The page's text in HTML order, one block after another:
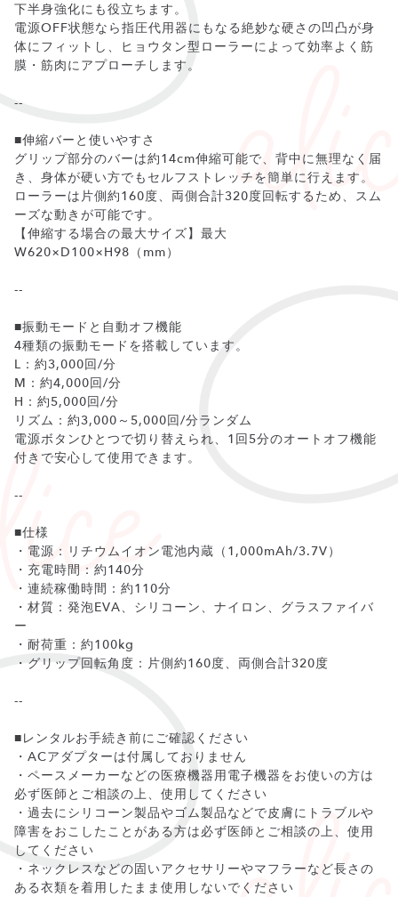
下半身強化にも役立ちます。
電源OFF状態なら指圧代用器にもなる絶妙な硬さの凹凸が身
体にフィットし、ヒョウタン型ローラーによって効率よく筋
膜・筋肉にアプローチします。
--
■伸縮バーと使いやすさ
グリップ部分のバーは約14cm伸縮可能で、背中に無理なく届
き、身体が硬い方でもセルフストレッチを簡単に行えます。
ローラーは片側約160度、両側合計320度回転するため、スム
ーズな動きが可能です。
【伸縮する場合の最大サイズ】最大
W620×D100×H98（mm）
--
■振動モードと自動オフ機能
4種類の振動モードを搭載しています。
L：約3,000回/分
M：約4,000回/分
H：約5,000回/分
リズム：約3,000～5,000回/分ランダム
電源ボタンひとつで切り替えられ、1回5分のオートオフ機能
付きで安心して使用できます。
--
■仕様
・電源：リチウムイオン電池内蔵（1,000mAh/3.7V）
・充電時間：約140分
・連続稼働時間：約110分
・材質：発泡EVA、シリコーン、ナイロン、グラスファイバ
ー
・耐荷重：約100kg
・グリップ回転角度：片側約160度、両側合計320度
--
■レンタルお手続き前にご確認ください
・ACアダプターは付属しておりません
・ペースメーカーなどの医療機器用電子機器をお使いの方は
必ず医師とご相談の上、使用してください
・過去にシリコーン製品やゴム製品などで皮膚にトラブルや
障害をおこしたことがある方は必ず医師とご相談の上、使用
してください
・ネックレスなどの固いアクセサリーやマフラーなど長さの
ある衣類を着用したまま使用しないでください